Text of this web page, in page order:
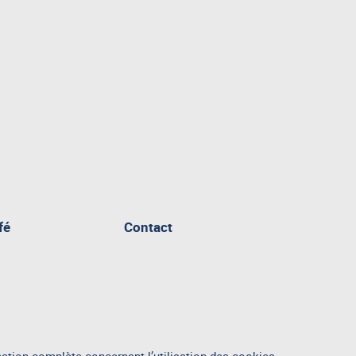
Contact